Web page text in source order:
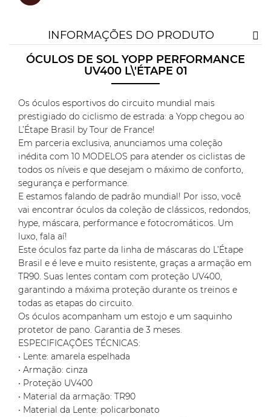
INFORMAÇÕES DO PRODUTO
ÓCULOS DE SOL YOPP PERFORMANCE
UV400 L\'ÉTAPE 01
Os óculos esportivos do circuito mundial mais
prestigiado do ciclismo de estrada: a Yopp chegou ao
L’Étape Brasil by Tour de France!
Em parceria exclusiva, anunciamos uma coleção
inédita com 10 MODELOS para atender os ciclistas de
todos os níveis e que desejam o máximo de conforto,
segurança e performance.
E estamos falando de padrão mundial! Por isso, você
vai encontrar óculos da coleção de clássicos, redondos,
hype, máscara, performance e fotocromáticos. Um
luxo, fala aí!
Este óculos faz parte da linha de máscaras do L’Étape
Brasil e é leve e muito resistente, graças a armação em
TR90. Suas lentes contam com proteção UV400,
garantindo a máxima proteção durante os treinos e
todas as etapas do circuito.
Os óculos acompanham um estojo e um saquinho
protetor de pano. Garantia de 3 meses.
ESPECIFICAÇÕES TÉCNICAS:
• Lente: amarela espelhada
• Armação: cinza
• Proteção UV400
• Material da armação: TR90
• Material da Lente: policarbonato